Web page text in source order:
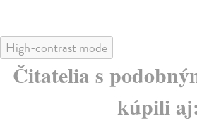
High-contrast mode
Čitatelia s
kúpili